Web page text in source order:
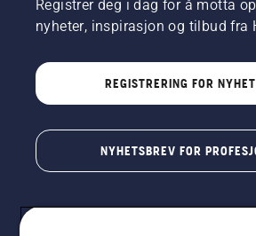
Registrer deg i dag for å motta
nyheter, inspirasjon og tilbud fra
REGISTRERING FOR
NYHETSBREV FOR